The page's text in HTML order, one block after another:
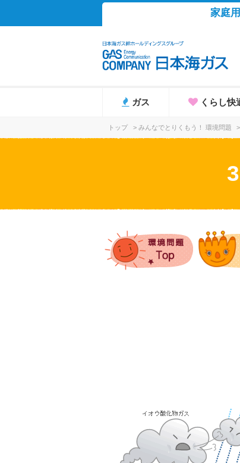
家庭
ガス くらし快
トップ > みんなでとりくもう！ 環境問題 >